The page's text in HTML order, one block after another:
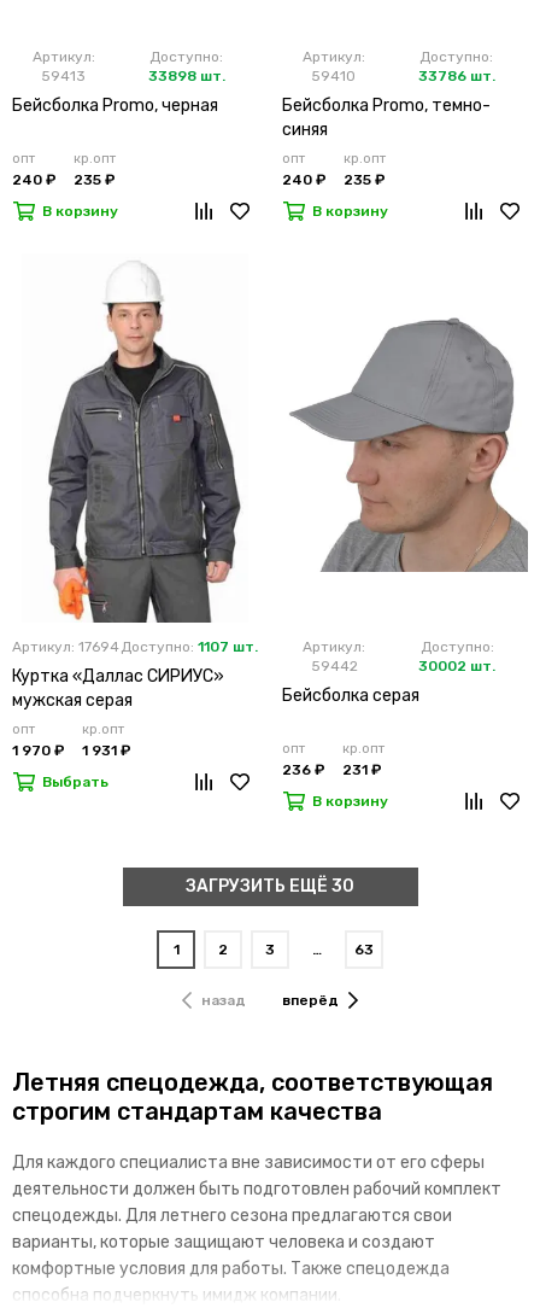
Артикул:
59413
Доступно:
33898 шт.
Бейсболка Promo, черная
опт
240 ₽
кр.опт
235 ₽
В корзину
Артикул:
59410
Доступно:
33786 шт.
Бейсболка Promo, темно-
синяя
опт
240 ₽
кр.опт
235 ₽
В корзину
Артикул: 17694Доступно: 1107 шт.
Куртка «Даллас СИРИУС»
мужская серая
опт
1 970 ₽
кр.опт
1 931 ₽
Выбрать
Артикул:
59442
Доступно:
30002 шт.
Бейсболка серая
опт
236 ₽
кр.опт
231 ₽
В корзину
ЗАГРУЗИТЬ ЕЩЁ 30
назад
1 2 3 … 63
вперёд
Летняя спецодежда, соответствующая
строгим стандартам качества
Для каждого специалиста вне зависимости от его сферы
деятельности должен быть подготовлен рабочий комплект
спецодежды. Для летнего сезона предлагаются свои
варианты, которые защищают человека и создают
комфортные условия для работы. Также спецодежда
способна подчеркнуть имидж компании.